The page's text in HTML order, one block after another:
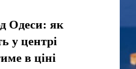
Одеси: як
у центрі
в ціні